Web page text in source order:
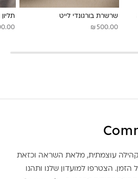
שרשרת בורגונדי לייט
₪ 500.00
עוצמתית, מלאת השראה וכזאת
הצטרפו למועדון שלנו ותהנו